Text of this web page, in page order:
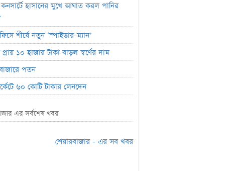
হাসানের মুখে আঘাত করল পানির
শীর্ষে নতুন ‘স্পাইডার-ম্যান’
১০ হাজার টাকা বাড়ল স্বর্ণের দাম
পতন
৬০ কোটি টাকার লেনদেন
ইন্স্যুরেন্সের ক্রেডিট রেটিং মান প্রকাশ
হিসাব জব্দ ও এলসি সংকটে উৎপাদন বন্ধ:
এর সর্বশেষ খবর
শেয়ারবাজার - এর সব খবর